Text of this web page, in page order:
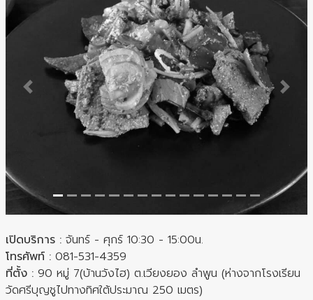
Previous Next
เปิดบริการ : จันทร์ - ศุกร์ 10:30 - 15:00น.
โทรศัพท์ : 081-531-4359
ที่ตั้ง : 90 หมู่ 7(บ้านวังไฮ) ต.เวียงยอง ลำพูน (ห่างจากโรงเรียน
วัดศรีบุญชูไปทางทิศใต้ประมาณ 250 เมตร)